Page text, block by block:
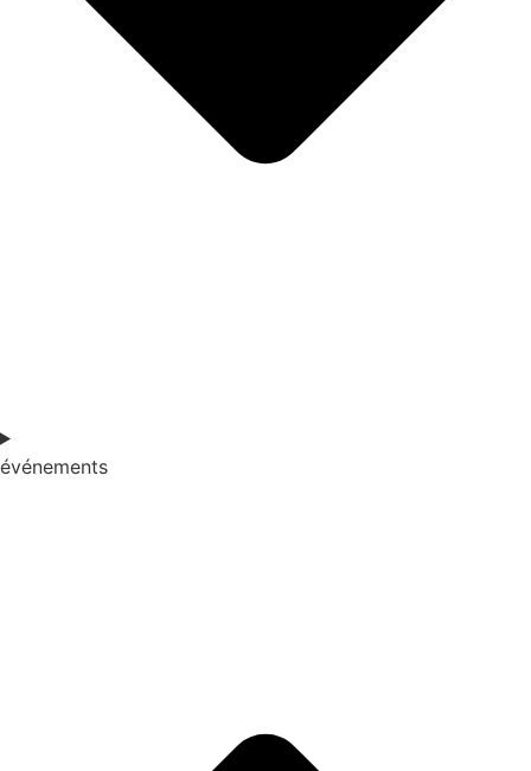
événements